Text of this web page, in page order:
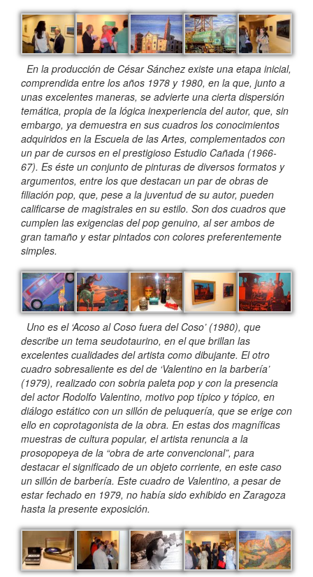
En la producción de César Sánchez existe una etapa inicial,
comprendida entre los años 1978 y 1980, en la que, junto a
unas excelentes maneras, se advierte una cierta dispersión
temática, propia de la lógica inexperiencia del autor, que, sin
embargo, ya demuestra en sus cuadros los conocimientos
adquiridos en la Escuela de las Artes, complementados con
un par de cursos en el prestigioso Estudio Cañada (1966-
67). Es éste un conjunto de pinturas de diversos formatos y
argumentos, entre los que destacan un par de obras de
filiación pop, que, pese a la juventud de su autor, pueden
calificarse de magistrales en su estilo. Son dos cuadros que
cumplen las exigencias del pop genuino, al ser ambos de
gran tamaño y estar pintados con colores preferentemente
simples.
Uno es el ‘Acoso al Coso fuera del Coso’ (1980), que
describe un tema seudotaurino, en el que brillan las
excelentes cualidades del artista como dibujante. El otro
cuadro sobresaliente es del de ‘Valentino en la barbería’
(1979), realizado con sobria paleta pop y con la presencia
del actor Rodolfo Valentino, motivo pop típico y tópico, en
diálogo estático con un sillón de peluquería, que se erige con
ello en coprotagonista de la obra. En estas dos magníficas
muestras de cultura popular, el artista renuncia a la
prosopopeya de la “obra de arte convencional”, para
destacar el significado de un objeto corriente, en este caso
un sillón de barbería. Este cuadro de Valentino, a pesar de
estar fechado en 1979, no había sido exhibido en Zaragoza
hasta la presente exposición.